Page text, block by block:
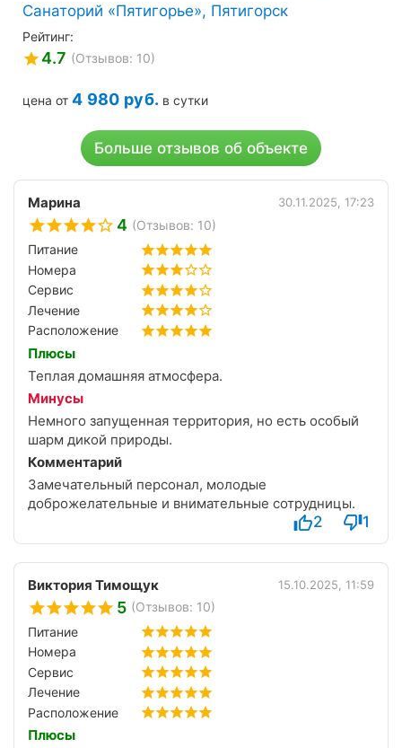
Санаторий «Пятигорье», Пятигорск
Рейтинг:
4.7 (Отзывов: 10)
цена от 4 980 руб. в сутки
Больше отзывов об объекте
Марина 30.11.2025, 17:23
4 (Отзывов: 10)
Питание
Номера
Сервис
Лечение
Расположение
Плюсы
Теплая домашняя атмосфера.
Минусы
Немного запущенная территория, но есть особый
шарм дикой природы.
Комментарий
Замечательный персонал, молодые
доброжелательные и внимательные сотрудницы.
2 1
Виктория Тимощук 15.10.2025, 11:59
5 (Отзывов: 10)
Питание
Номера
Сервис
Лечение
Расположение
Плюсы